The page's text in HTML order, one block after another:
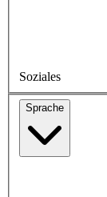
Soziales
Sprache